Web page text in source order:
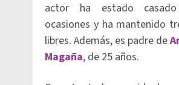
actor ha estado
ocasiones y ha mantenido
libres. Además, es padre de
Magaña, de 25 años.